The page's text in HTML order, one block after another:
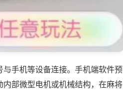
手机等设备连接。手机端软件预
部微型电机或机械结构，在麻将